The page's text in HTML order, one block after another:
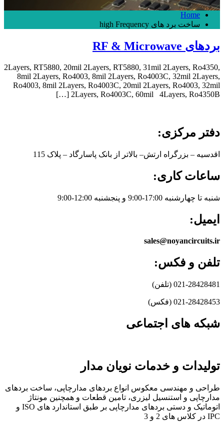
Home
ساخت برد های high Frequency
بردهای RF & Microwave
2Layers, RT5880, 20mil 2Layers, RT5880, 31mil 2Layers, Ro4350,
8mil 2Layers, Ro4003, 8mil 2Layers, Ro4003C, 32mil 2Layers,
Ro4003, 8mil 2Layers, Ro4003C, 20mil 2Layers, Ro4003, 32mil
2Layers, Ro4003C, 60mil 4Layers, Ro4350B […]
دفتر مرکزی:
اقدسیه – بزرگراه ارتش– بالاتر از بانک پاسارگاد – پلاک 115
ساعات کاری:
شنبه تا چهارشنبه 17:00-9:00 و پنجشنبه 12:00-9:00
ایمیل:
sales@noyancircuits.ir
تلفن و فکس:
021-28428481 (تلفن)
021-28428453 (فکس)
شبکه های اجتماعی
تولیدات و خدمات نویان مدار
طراحی و مهندسی معکوس انواع بردهای مدارچاپی، ساخت بردهای
مدارچاپی و استنسیل لیزری، تامین قطعات و همچنین مونتاژ
اتوماتیک و دستی بردهای مدارچاپی بر طبق استاندارد های ISO و
IPC در کلاس های 2 و 3